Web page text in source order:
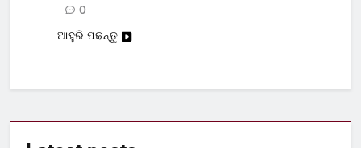
0
ଆହୁରି ପଢନ୍ତୁ